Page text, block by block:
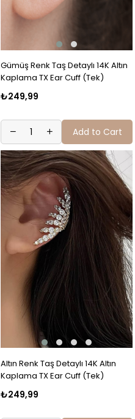
Gümüş Renk Taş Detaylı 14K Altın
Kaplama TX Ear Cuff (Tek)
₺249,99
Add to Cart
Altın Renk Taş Detaylı 14K Altın
Kaplama TX Ear Cuff (Tek)
₺249,99